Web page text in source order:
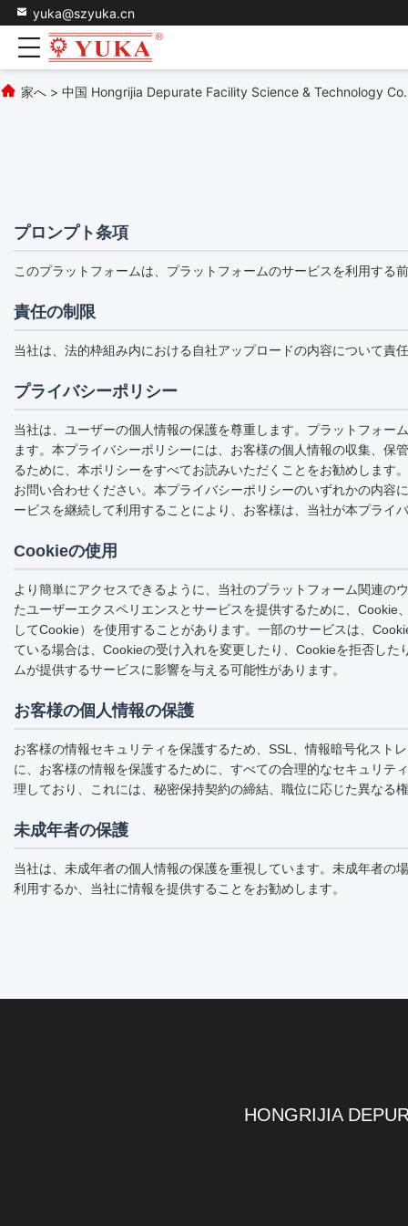
yuka@szyuka.cn
家へ > 中国 Hongrijia Depurate Facility Science & Technology
プロンプト条項
このプラットフォームは、プラットフォームのサービスを利用する
責任の制限
当社は、法的枠組み内における自社アップロードの内容について
プライバシーポリシー
当社は、ユーザーの個人情報の保護を尊重します。プラットフォ
ます。本プライバシーポリシーには、お客様の個人情報の収集、
るために、本ポリシーをすべてお読みいただくことをお勧めしま
お問い合わせください。本プライバシーポリシーのいずれかの内
ービスを継続して利用することにより、お客様は、当社が本プラ
Cookieの使用
より簡単にアクセスできるように、当社のプラットフォーム関連
たユーザーエクスペリエンスとサービスを提供するために、
してCookie）を使用することがあります。一部のサービスは、
ている場合は、Cookieの受け入れを変更したり、Cookieを拒否し
ムが提供するサービスに影響を与える可能性があります。
お客様の個人情報の保護
お客様の情報セキュリティを保護するため、SSL、情報暗号化スト
に、お客様の情報を保護するために、すべての合理的なセキュリ
理しており、これには、秘密保持契約の締結、職位に応じた異なる
未成年者の保護
当社は、未成年者の個人情報の保護を重視しています。未成年者
利用するか、当社に情報を提供することをお勧めします。
HONGRIJIA